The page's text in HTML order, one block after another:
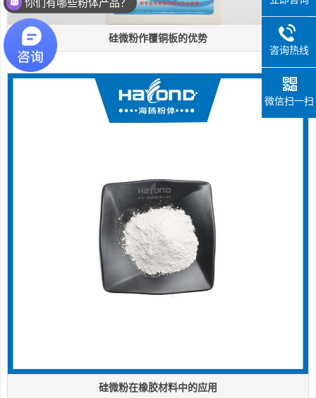
硅微粉作覆铜板的优势
硅微粉在橡胶材料中的应用
咨询热线
微信扫一扫
你们的产品应用于哪些领域？